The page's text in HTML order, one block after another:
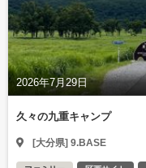
2026年7月29日
久々の九重キャンプ
[大分県] 9.BASE